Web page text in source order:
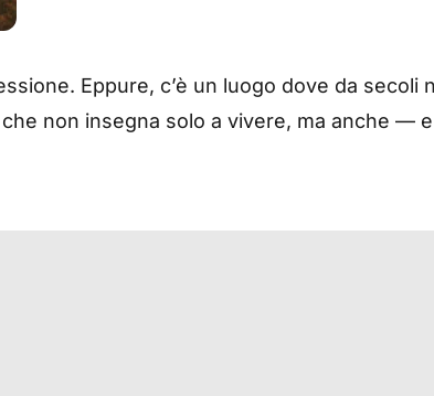
Eppure, c’è un luogo dove da secoli
non insegna solo a vivere, ma anche —